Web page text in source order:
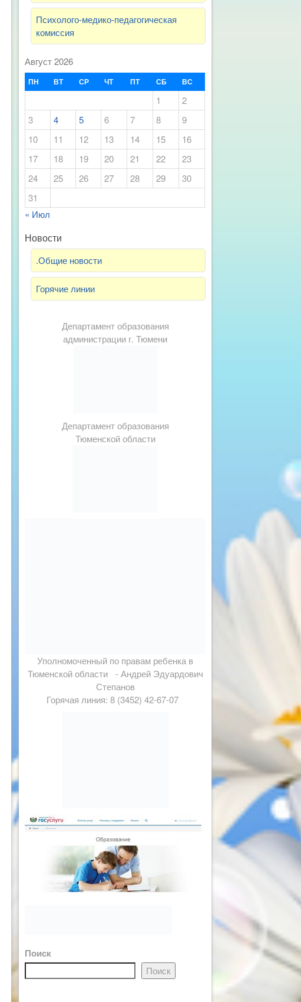
Психолого-медико-педагогическая
комиссия
Август 2026
ПН ВТ СР ЧТ ПТ СБ ВС
1
2
3
4 5 6 7 8
9
10
11 12 13 14 15
16
17
18 19 20 21 22
23
24
25 26 27 28 29
30
31
« Июл
Новости
.Общие новости
Горячие линии
Департамент образования
администрации г. Тюмени
Департамент образования
Тюменской области
Уполномоченный по правам ребенка в
Тюменской области - Андрей Эдуардович
Степанов
Горячая линия: 8 (3452) 42-67-07
Поиск
Поиск